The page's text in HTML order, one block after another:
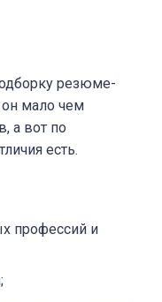
резюме-
мало чем
а вот по
есть.
профессий и